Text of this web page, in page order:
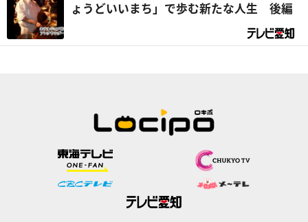
ょうどいいまち」で歩む新たな人生 後編